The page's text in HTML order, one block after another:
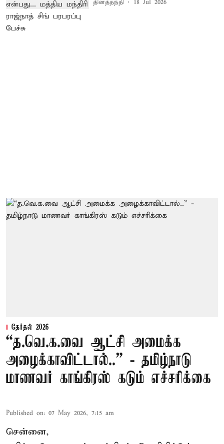
தினத்தந்தி 18 Jul 2026
தேர்தல் 2026
“த.வெ.க.வை ஆட்சி அமைக்க
அழைக்காவிட்டால்..” - தமிழ்நாடு
மாணவர் காங்கிரஸ் கடும் எச்சரிக்கை
Published on: 07 May 2026, 7:15 am
சென்னை,